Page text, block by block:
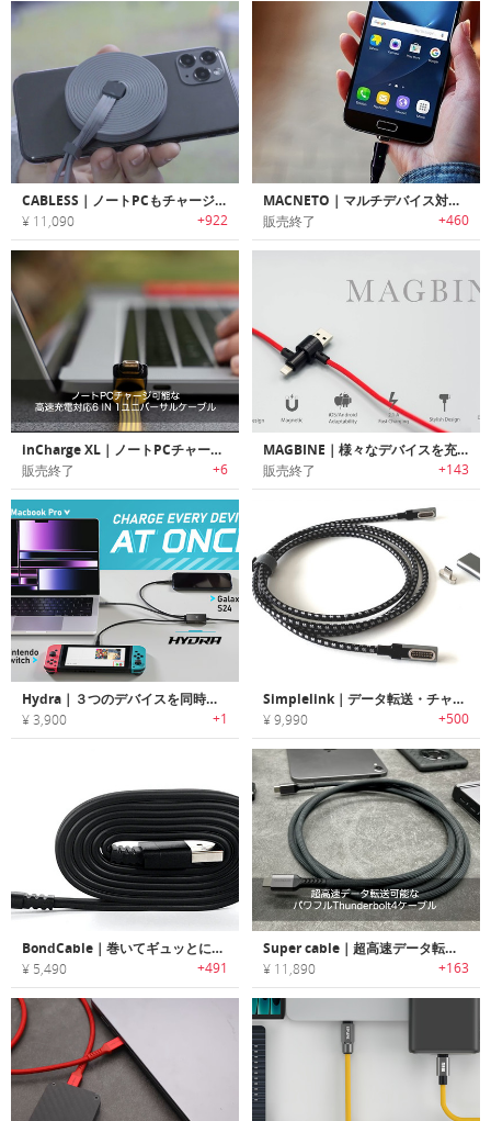
CABLESS｜ノートPCもチャージ可能な15-in-1充電ケーブル「ケーブレス」
¥ 11,090 +922
MACNETO｜マルチデバイス対応高速チャージ/データ転送マグネットケーブル「マックニート」
販売終了 +460
inCharge XL｜ノートPCチャージ可能な高速充電対応6 IN 1ユニバーサルケーブル「インチャージXL」
販売終了 +6
MAGBINE｜様々なデバイスを充電可能なオールインワンUSBマグネットケーブル「マグバイン」
販売終了 +143
Hydra｜３つのデバイスを同時に高速充電できるUSB-Cケーブル
¥ 3,900 +1
Simplelink｜データ転送・チャージも行える双方向マグネット4KHDMIケーブル「シンプルリンク」
¥ 9,990 +500
BondCable｜巻いてギュッとにぎると形状をキープする充電ケーブル「ボンドケーブル」
¥ 5,490 +491
Super cable｜超高速データ転送可能なパワフルThunderbolt4ケーブル「スーパーケーブル」
¥ 11,890 +163